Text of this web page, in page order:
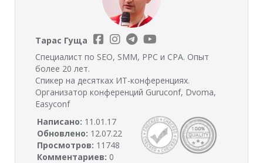
Тарас Гуща
Специалист по SEO, SMM, PPC и CPA. Опыт
более 20 лет.
Спикер на десятках ИТ-конференциях.
Организатор конференций Guruconf, Dvoma,
Easyconf
Написано: 11.01.17
Обновлено: 12.07.22
Просмотров: 11748
Комментариев: 0